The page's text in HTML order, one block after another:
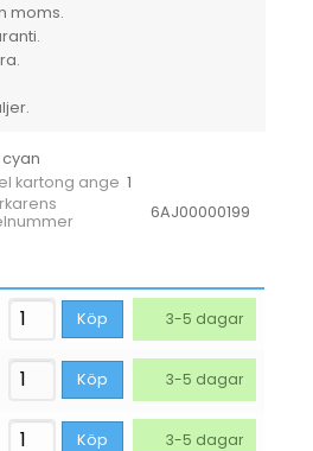
moms.
cyan
kartong ange 1
6AJ00000199
Köp 3-5 dagar
Köp 3-5 dagar
Köp 3-5 dagar